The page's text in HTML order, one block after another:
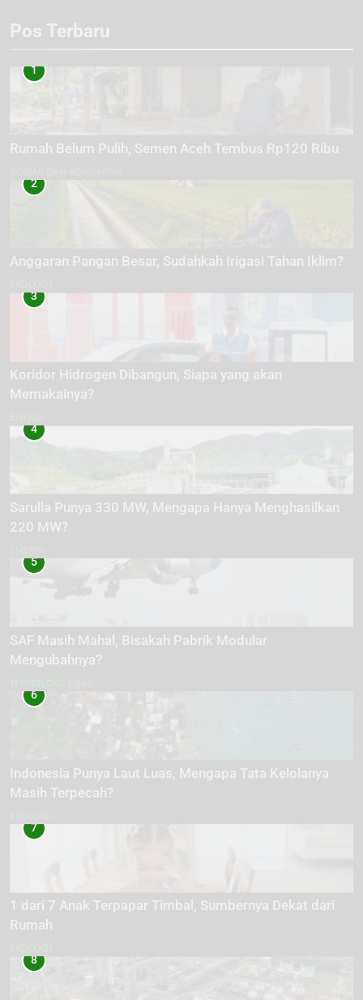
Pos Terbaru
1
Rumah Belum Pulih, Semen Aceh Tembus Rp120 Ribu
2
Anggaran Pangan Besar, Sudahkah Irigasi Tahan Iklim?
3
Koridor Hidrogen Dibangun, Siapa yang akan
Memakainya?
4
Sarulla Punya 330 MW, Mengapa Hanya Menghasilkan
220 MW?
5
SAF Masih Mahal, Bisakah Pabrik Modular
Mengubahnya?
6
Indonesia Punya Laut Luas, Mengapa Tata Kelolanya
Masih Terpecah?
7
1 dari 7 Anak Terpapar Timbal, Sumbernya Dekat dari
Rumah
8